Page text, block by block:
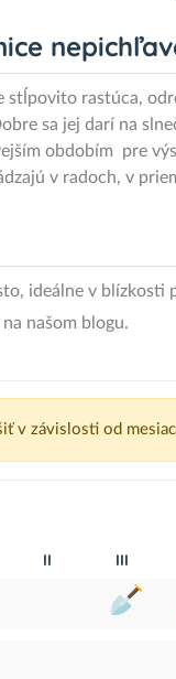
stĺpovito rastúca,
sa jej darí na
obdobím pre
v radoch, v
ideálne v blízkosti
našom blogu.
v závislosti od
II III